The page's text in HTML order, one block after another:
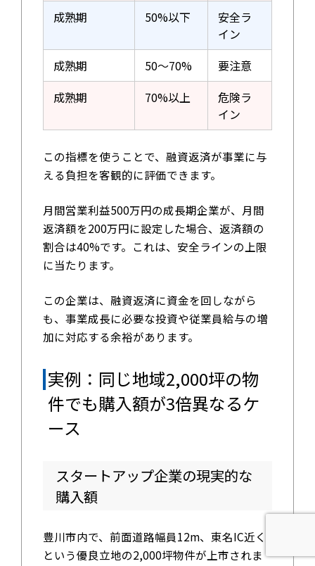
成熟期
50%以下
安全ラ
イン
成熟期
50～70%
要注意
成熟期
70%以上
危険ラ
イン
この指標を使うことで、融資返済が事業に与
える負担を客観的に評価できます。
月間営業利益500万円の成長期企業が、月間
返済額を200万円に設定した場合、返済額の
割合は40%です。これは、安全ラインの上限
に当たります。
この企業は、融資返済に資金を回しながら
も、事業成長に必要な投資や従業員給与の増
加に対応する余裕があります。
実例：同じ地域2,000坪の物
件でも購入額が3倍異なるケ
ース
スタートアップ企業の現実的な
購入額
豊川市内で、前面道路幅員12m、東名IC近く
という優良立地の2,000坪物件が上市されま